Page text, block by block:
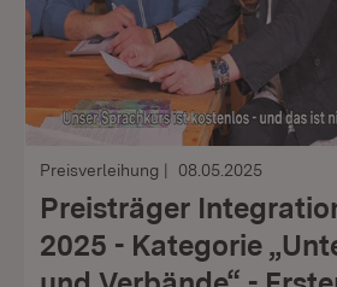
Preisverleihung 08.05.2025
Preisträger
2025 - Kategorie